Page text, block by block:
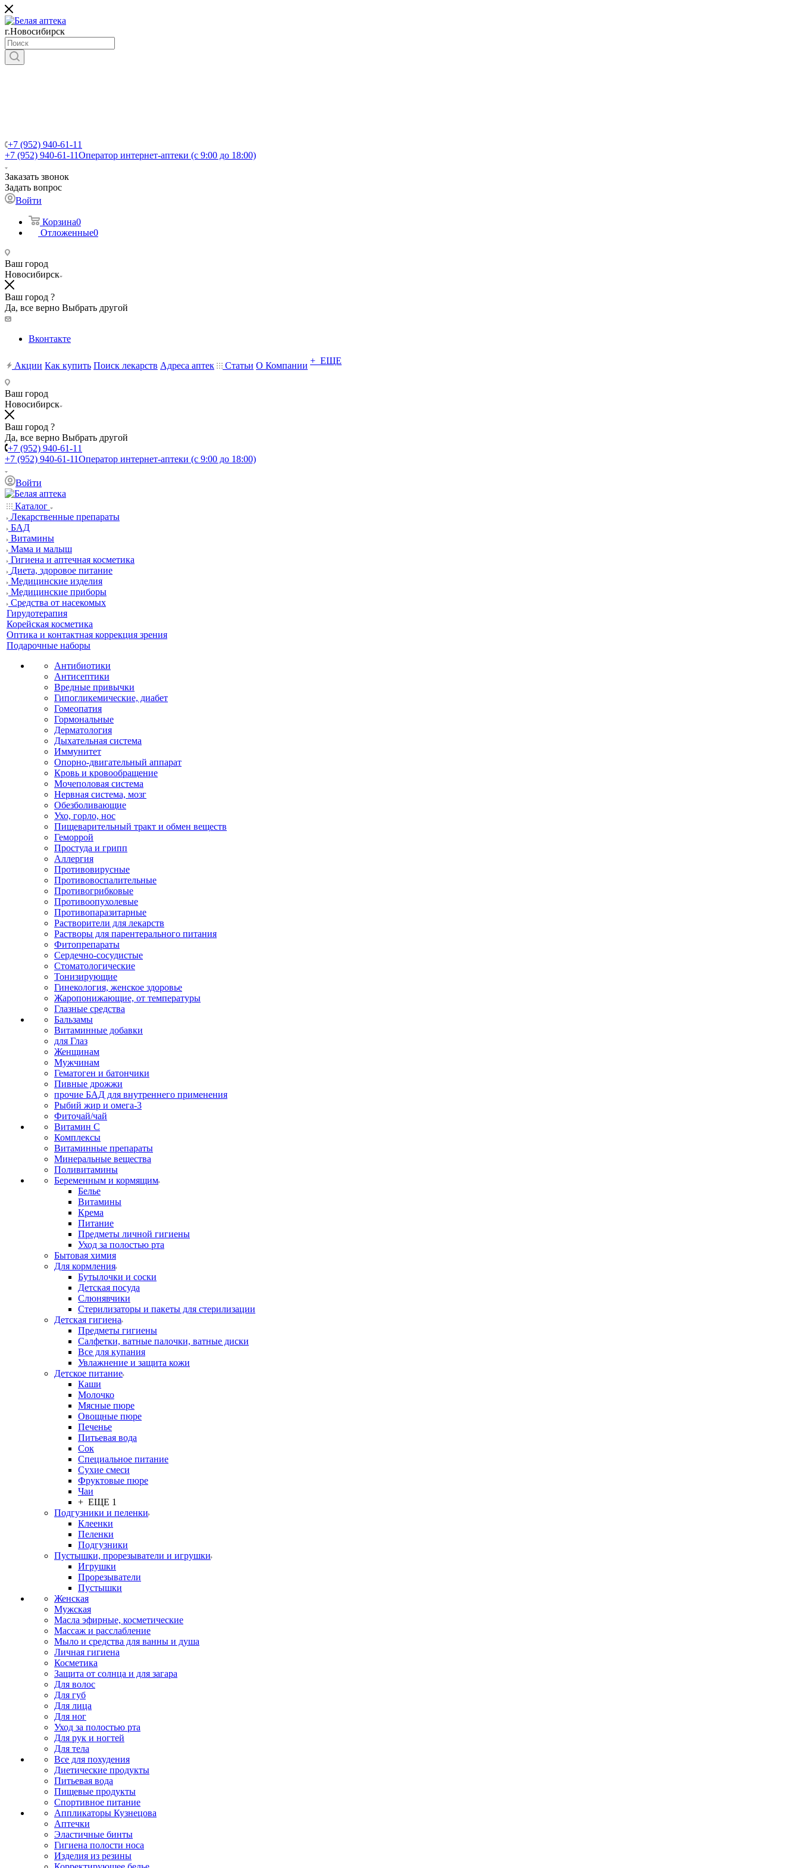
г.Новосибирск
+7 (952) 940-61-11
+7 (952) 940-61-11Оператор интернет-аптеки (с 9:00 до 18:00)
Заказать звонок
Задать вопрос
Войти
Корзина0
Отложенные0
Ваш город
Новосибирск
Ваш город ?
Да, все верно Выбрать другой
Вконтакте
Акции Как купить Поиск лекарств Адреса аптек Статьи О Компании + ЕЩЕ
Ваш город
Новосибирск
Ваш город ?
Да, все верно Выбрать другой
+7 (952) 940-61-11
+7 (952) 940-61-11Оператор интернет-аптеки (с 9:00 до 18:00)
Войти
Каталог
Лекарственные препараты
БАД
Витамины
Мама и малыш
Гигиена и аптечная косметика
Диета, здоровое питание
Медицинские изделия
Медицинские приборы
Средства от насекомых
Гирудотерапия
Корейская косметика
Оптика и контактная коррекция зрения
Подарочные наборы
Антибиотики
Антисептики
Вредные привычки
Гипогликемические, диабет
Гомеопатия
Гормональные
Дерматология
Дыхательная система
Иммунитет
Опорно-двигательный аппарат
Кровь и кровообращение
Мочеполовая система
Нервная система, мозг
Обезболивающие
Ухо, горло, нос
Пищеварительный тракт и обмен веществ
Геморрой
Простуда и грипп
Аллергия
Противовирусные
Противовоспалительные
Противогрибковые
Противоопухолевые
Противопаразитарные
Растворители для лекарств
Растворы для парентерального питания
Фитопрепараты
Сердечно-сосудистые
Стоматологические
Тонизирующие
Гинекология, женское здоровье
Жаропонижающие, от температуры
Глазные средства
Бальзамы
Витаминные добавки
для Глаз
Женщинам
Мужчинам
Гематоген и батончики
Пивные дрожжи
прочие БАД для внутреннего применения
Рыбий жир и омега-3
Фиточай/чай
Витамин С
Комплексы
Витаминные препараты
Минеральные вещества
Поливитамины
Беременным и кормящим
Белье
Витамины
Крема
Питание
Предметы личной гигиены
Уход за полостью рта
Бытовая химия
Для кормления
Бутылочки и соски
Детская посуда
Слюнявчики
Стерилизаторы и пакеты для стерилизации
Детская гигиена
Предметы гигиены
Салфетки, ватные палочки, ватные диски
Все для купания
Увлажнение и защита кожи
Детское питание
Каши
Молочко
Мясные пюре
Овощные пюре
Печенье
Питьевая вода
Сок
Специальное питание
Сухие смеси
Фруктовые пюре
Чаи
+ ЕЩЕ 1
Подгузники и пеленки
Клеенки
Пеленки
Подгузники
Пустышки, прорезыватели и игрушки
Игрушки
Прорезыватели
Пустышки
Женская
Мужская
Масла эфирные, косметические
Массаж и расслабление
Мыло и средства для ванны и душа
Личная гигиена
Косметика
Защита от солнца и для загара
Для волос
Для губ
Для лица
Для ног
Уход за полостью рта
Для рук и ногтей
Для тела
Все для похудения
Диетические продукты
Питьевая вода
Пищевые продукты
Спортивное питание
Аппликаторы Кузнецова
Аптечки
Эластичные бинты
Гигиена полости носа
Изделия из резины